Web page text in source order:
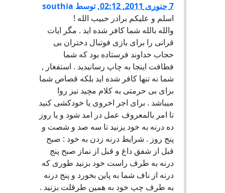
7 جنوری 2011, 02:12 ,توسط southia
اسلم و علیکم برادر حبیب الله !
والله بالله شما کافر شده اید . مگر ایات
قرانی را برای بازی فوتبال دختران بی
حجاب خداوند فرستاده بود که شما
فطافت اینجا به چاپ رسانیدید . استفغار ,
شما نه تنها کافر شده اید بلکه قصاص شما
برای بی حرمتی به کلام مچید نیز روا
میباشد . برای اجر اخروی یا خودکشی کنید
تا امر بالمعروف عمل در امد شود و یا روز
ده درنه به خود یزنید تا سه صد و شصت و
پنج روز . شرایط درنه زدن به خود : صبح
قبل از شفق داغ و قبل از نماز صبح پنج
درنه به طرف راست خود بزنید طوری که
درنه از ناف شما به پاین بخورد و پنج درنه
به طرف چپ خود به همین طرقلت بزنید .